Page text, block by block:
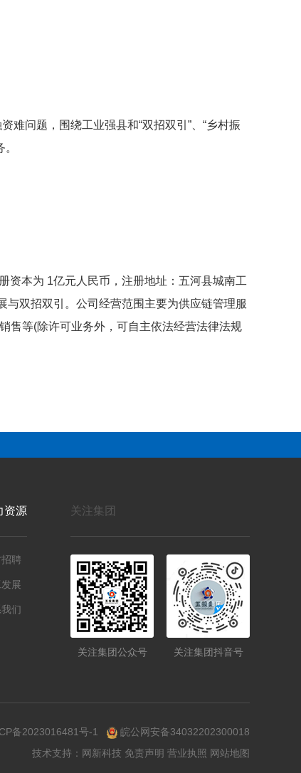
难问题，围绕工业强县和“双招双引”、“乡村振
资本为 1亿元人民币，注册地址：五河县城南工
与双招双引。公司经营范围主要为供应链管理服
售等(除许可业务外，可自主依法经营法律法规
资源
招聘
发展
们
关注集团
关注集团公众号 关注集团抖音号
备2023016481号-1
皖公网安备34032202300018
技术支持： 网新科技 免责声明 营业执照 网站地图